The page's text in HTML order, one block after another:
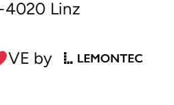
4020 Linz
︎VE by